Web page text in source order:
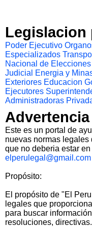
Legislacion
Poder Ejecutivo
Especializados
Nacional de Elecciones
Judicial
Energia y
Exteriores Educacion
Ejecutores
Administradoras
Advertencia
Este es un portal de
nuevas normas
que no deberia estar
elperulegal@gmail.com
Propósito:
El propósito de "El
legales que
para buscar
resoluciones, directivas.